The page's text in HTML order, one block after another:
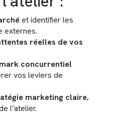
et identifier les
externes.
réelles de vos
concurrentiel
vos leviers de
marketing claire,
l’atelier.